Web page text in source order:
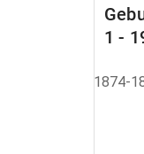
1 -
1874-